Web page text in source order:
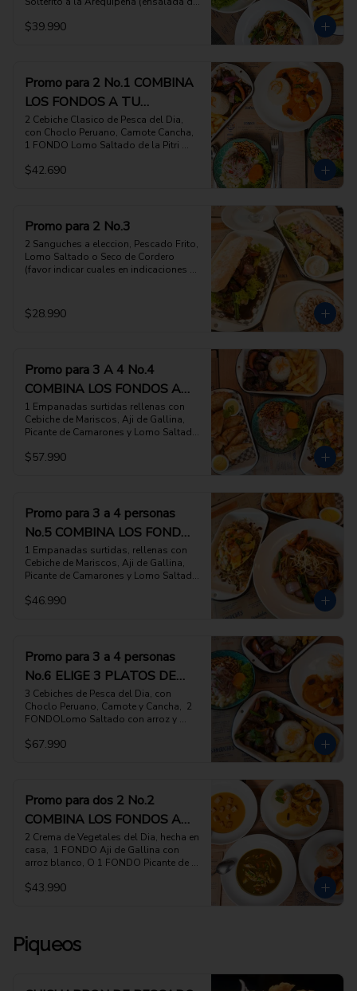
aceitunas), 1  FONDO Tallarin Saltado
Lomo Saltado pero solo con Verduras,
arroz y papas fritas
ESCOGE 2 PLATOS DE FONDO DE TU
ELECCION, (favor indicar cuales en las
INSTRUCCIONES ESPECIALES)
$39.990
Promo para 2 No.1 COMBINA
LOS FONDOS A TU
ELECCION
2 Cebiche Clasico de Pesca del Dia,
con Choclo Peruano, Camote Cancha,
1 FONDO Lomo Saltado de la Pitri
Camarones con Arroz blanco
$42.690
Promo para 2 No.3
2 Sanguches a eleccion, Pescado Frito,
Lomo Saltado o Seco de Cordero
(favor indicar cuales en indicaciones
$28.990
Promo para 3 A 4 No.4
COMBINA LOS FONDOS A
TU ELECCION
1 Empanadas surtidas rellenas con
Cebiche de Mariscos, Aji de Gallina,
Picante de Camarones y Lomo Saltado,
del dia, con Cholco Peruano, Camote y
ESCOGE 2 PLATOS DE FONDO DE TU
ELECCION, (favor indicar cuales en las
INSTRUCCIONES ESPECIALES)
$57.990
Promo para 3 a 4 personas
No.5 COMBINA LOS FONDOS
A TU ELECCION
1 Empanadas surtidas, rellenas con
Cebiche de Mariscos, Aji de Gallina,
Picante de Camarones y Lomo Saltado,
vegetales, O 1 FONDO Arroz Chaufa
INSTRUCCIONES ESPECIALES)
$46.990
Promo para 3 a 4 personas
No.6 ELIGE 3 PLATOS DE
FONDO A TU ELECCION
3 Cebiches de Pesca del Dia, con
Choclo Peruano, Camote y Cancha,  2
FONDOLomo Saltado con arroz y
FONDO Picante de Camarones con
INSTRUCCIONES ESPECIALES)
$67.990
Promo para dos 2 No.2
COMBINA LOS FONDOS A
TU ELECCION
2 Crema de Vegetales del Dia, hecha en
casa,  1 FONDO Aji de Gallina con
arroz blanco, O 1 FONDO Picante de
PLATOS DE FONDO DE TU ELECCION,
$43.990
Piqueos